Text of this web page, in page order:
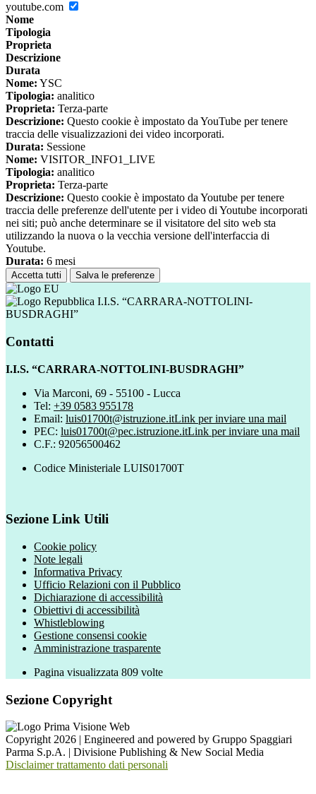
youtube.com
Nome
Tipologia
Proprieta
Descrizione
Durata
Nome: YSC
Tipologia: analitico
Proprieta: Terza-parte
Descrizione: Questo cookie è impostato da YouTube per tenere
traccia delle visualizzazioni dei video incorporati.
Durata: Sessione
Nome: VISITOR_INFO1_LIVE
Tipologia: analitico
Proprieta: Terza-parte
Descrizione: Questo cookie è impostato da Youtube per tenere
traccia delle preferenze dell'utente per i video di Youtube incorporati
nei siti; può anche determinare se il visitatore del sito web sta
utilizzando la nuova o la vecchia versione dell'interfaccia di
Youtube.
Durata: 6 mesi
Accetta tutti Salva le preferenze
I.I.S. “CARRARA-NOTTOLINI-
BUSDRAGHI”
Contatti
I.I.S. “CARRARA-NOTTOLINI-BUSDRAGHI”
Via Marconi, 69 - 55100 - Lucca
Tel: +39 0583 955178
Email: luis01700t@istruzione.itLink per inviare una mail
PEC: luis01700t@pec.istruzione.itLink per inviare una mail
C.F.: 92056500462
Codice Ministeriale LUIS01700T
Sezione Link Utili
Cookie policy
Note legali
Informativa Privacy
Ufficio Relazioni con il Pubblico
Dichiarazione di accessibilità
Obiettivi di accessibilità
Whistleblowing
Gestione consensi cookie
Amministrazione trasparente
Pagina visualizzata 809 volte
Sezione Copyright
Copyright 2026 | Engineered and powered by Gruppo Spaggiari
Parma S.p.A. | Divisione Publishing & New Social Media
Disclaimer trattamento dati personali